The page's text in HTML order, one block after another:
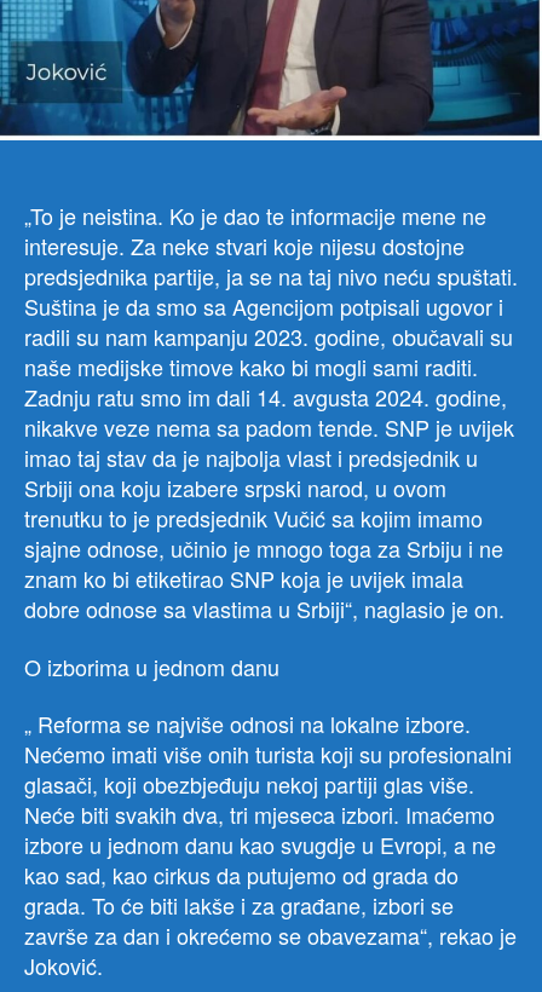
Info
na
da
da
„To je neistina. Ko je dao te informacije mene ne
interesuje. Za neke stvari koje nijesu dostojne
predsjednika partije, ja se na taj nivo neću spuštati.
Suština je da smo sa Agencijom potpisali ugovor i
radili su nam kampanju 2023. godine, obučavali su
naše medijske timove kako bi mogli sami raditi.
Zadnju ratu smo im dali 14. avgusta 2024. godine,
nikakve veze nema sa padom tende. SNP je uvijek
imao taj stav da je najbolja vlast i predsjednik u
Srbiji ona koju izabere srpski narod, u ovom
trenutku to je predsjednik Vučić sa kojim imamo
sjajne odnose, učinio je mnogo toga za Srbiju i ne
znam ko bi etiketirao SNP koja je uvijek imala
dobre odnose sa vlastima u Srbiji“, naglasio je on.
O izborima u jednom danu
„ Reforma se najviše odnosi na lokalne izbore.
Nećemo imati više onih turista koji su profesionalni
glasači, koji obezbjeđuju nekoj partiji glas više.
Neće biti svakih dva, tri mjeseca izbori. Imaćemo
izbore u jednom danu kao svugdje u Evropi, a ne
kao sad, kao cirkus da putujemo od grada do
grada. To će biti lakše i za građane, izbori se
završe za dan i okrećemo se obavezama“, rekao je
Joković.